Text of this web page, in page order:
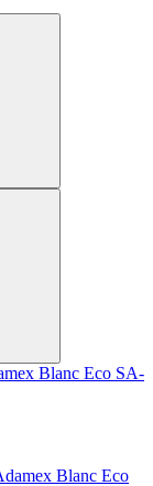
Blanc Eco SA-